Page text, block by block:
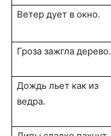
Ветер дует в окно.
Гроза зажгла дерево.
Дождь льет как из
ведра.